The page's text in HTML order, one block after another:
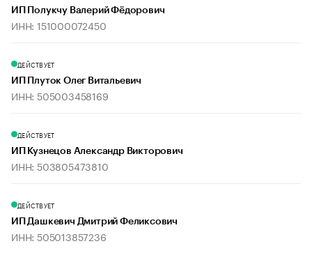
ИП Полукчу Валерий Фёдорович
ИНН: 151000072450
ДЕЙСТВУЕТ
ИП Плуток Олег Витальевич
ИНН: 505003458169
ДЕЙСТВУЕТ
ИП Кузнецов Александр Викторович
ИНН: 503805473810
ДЕЙСТВУЕТ
ИП Дашкевич Дмитрий Феликсович
ИНН: 505013857236